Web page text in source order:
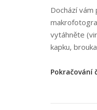
Dochází
vytáhněte
kapku,
„John
Pokračování